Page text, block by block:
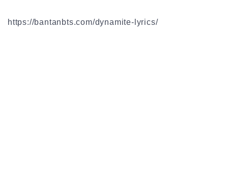
https://bantanbts.com/dynamite-lyrics/